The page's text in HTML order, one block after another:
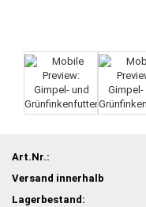
Art.Nr.:
Versand innerhalb
Lagerbestand: